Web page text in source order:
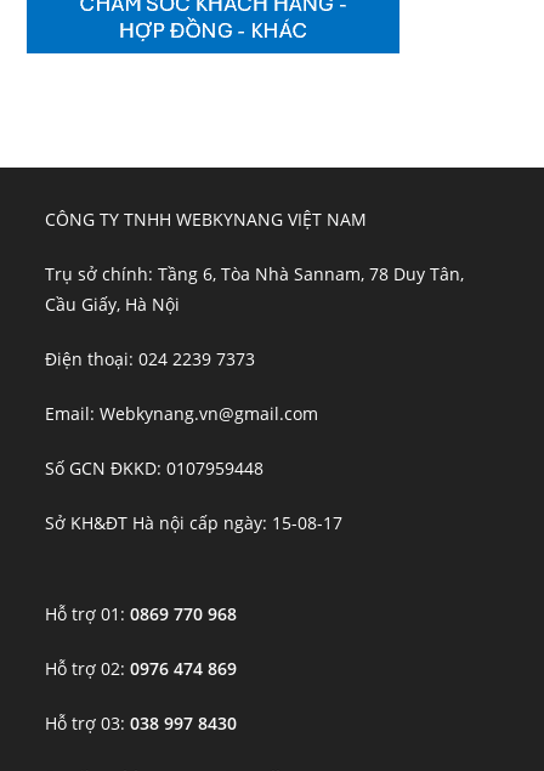
CÔNG TY TNHH WEBKYNANG VIỆT NAM
Trụ sở chính: Tầng 6, Tòa Nhà Sannam, 78 Duy Tân,
Cầu Giấy, Hà Nội
Điện thoại: 024 2239 7373
Email: Webkynang.vn@gmail.com
Số GCN ĐKKD: 0107959448
Sở KH&ĐT Hà nội cấp ngày: 15-08-17
Hỗ trợ 01:0869 770 968
Hỗ trợ 02:0976 474 869
Hỗ trợ 03:038 997 8430